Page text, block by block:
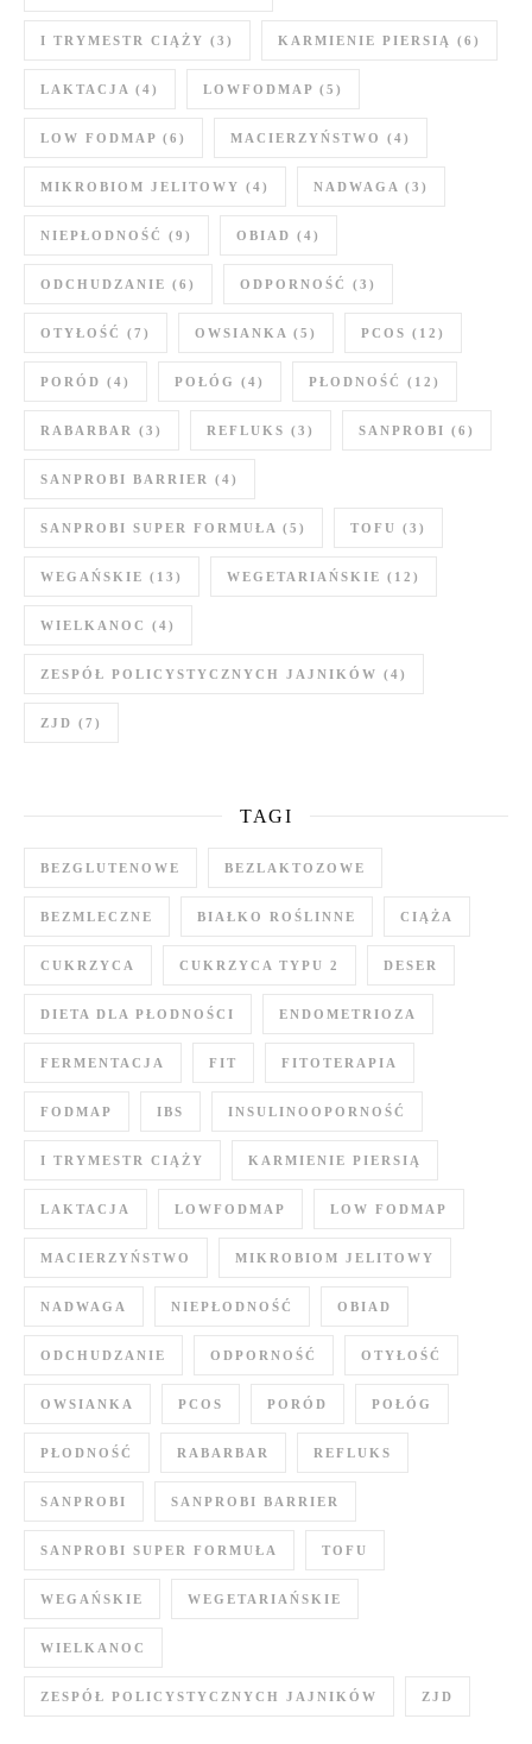
I TRYMESTR CIĄŻY (3) KARMIENIE PIERSIĄ (6)
LAKTACJA (4) LOWFODMAP (5)
LOW FODMAP (6) MACIERZYŃSTWO (4)
MIKROBIOM JELITOWY (4) NADWAGA (3)
NIEPŁODNOŚĆ (9) OBIAD (4)
ODCHUDZANIE (6) ODPORNOŚĆ (3)
OTYŁOŚĆ (7) OWSIANKA (5) PCOS (12)
PORÓD (4) POŁÓG (4) PŁODNOŚĆ (12)
RABARBAR (3) REFLUKS (3) SANPROBI (6)
SANPROBI BARRIER (4)
SANPROBI SUPER FORMUŁA (5) TOFU (3)
WEGAŃSKIE (13) WEGETARIAŃSKIE (12)
WIELKANOC (4)
ZESPÓŁ POLICYSTYCZNYCH JAJNIKÓW (4)
ZJD (7)
TAGI
BEZGLUTENOWE BEZLAKTOZOWE
BEZMLECZNE BIAŁKO ROŚLINNE CIĄŻA
CUKRZYCA CUKRZYCA TYPU 2 DESER
DIETA DLA PŁODNOŚCI ENDOMETRIOZA
FERMENTACJA FIT FITOTERAPIA
FODMAP IBS INSULINOOPORNOŚĆ
I TRYMESTR CIĄŻY KARMIENIE PIERSIĄ
LAKTACJA LOWFODMAP LOW FODMAP
MACIERZYŃSTWO MIKROBIOM JELITOWY
NADWAGA NIEPŁODNOŚĆ OBIAD
ODCHUDZANIE ODPORNOŚĆ OTYŁOŚĆ
OWSIANKA PCOS PORÓD POŁÓG
PŁODNOŚĆ RABARBAR REFLUKS
SANPROBI SANPROBI BARRIER
SANPROBI SUPER FORMUŁA TOFU
WEGAŃSKIE WEGETARIAŃSKIE
WIELKANOC
ZESPÓŁ POLICYSTYCZNYCH JAJNIKÓW ZJD